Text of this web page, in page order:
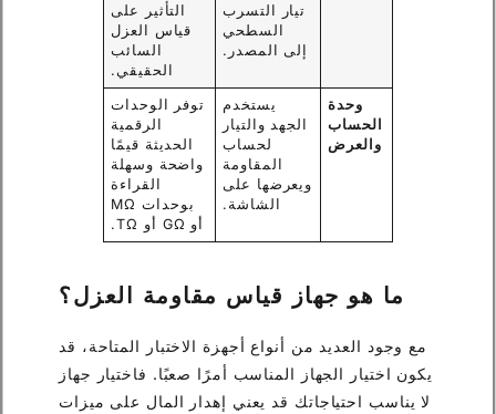
تيار التسرب
السطحي
إلى المصدر.
التأثير على
قياس العزل
السائب
الحقيقي.
وحدة
الحساب
والعرض
يستخدم
الجهد والتيار
لحساب
المقاومة
ويعرضها على
الشاشة.
توفر الوحدات
الرقمية
الحديثة قيمًا
واضحة وسهلة
القراءة
بوحدات MΩ
أو GΩ أو TΩ.
ما هو جهاز قياس مقاومة العزل؟
مع وجود العديد من أنواع أجهزة الاختبار المتاحة، قد
يكون اختيار الجهاز المناسب أمرًا صعبًا. فاختيار جهاز
لا يناسب احتياجاتك قد يعني إهدار المال على ميزات